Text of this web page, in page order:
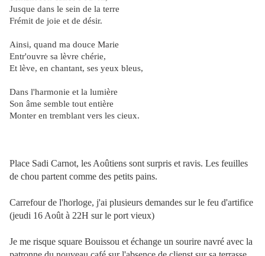
Jusque dans le sein de la terre
Frémit de joie et de désir.
Ainsi, quand ma douce Marie
Entr'ouvre sa lèvre chérie,
Et lève, en chantant, ses yeux bleus,
Dans l'harmonie et la lumière
Son âme semble tout entière
Monter en tremblant vers les cieux.
Place Sadi Carnot, les Aoûtiens sont surpris et ravis. Les feuilles
de chou partent comme des petits pains.
Carrefour de l'horloge, j'ai plusieurs demandes sur le feu d'artifice
(jeudi 16 Août à 22H sur le port vieux)
Je me risque square Bouissou et échange un sourire navré avec la